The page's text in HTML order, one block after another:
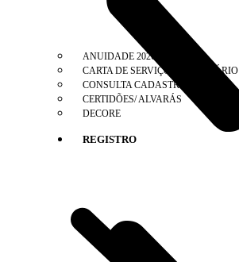
ANUIDADE 2026
CARTA DE SERVIÇOS AO USUÁRIO
CONSULTA CADASTRAL
CERTIDÕES/ ALVARÁS
DECORE
REGISTRO